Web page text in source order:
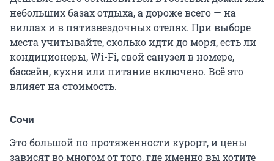
небольших базах отдыха, а дороже всего — на
виллах и в пятизвездочных отелях. При выборе
места учитывайте, сколько идти до моря, есть ли
кондиционеры, Wi-Fi, свой санузел в номере,
бассейн, кухня или питание включено. Всё это
влияет на стоимость.
Сочи
Это большой по протяженности курорт, и цены
зависят во многом от того, где именно вы хотите